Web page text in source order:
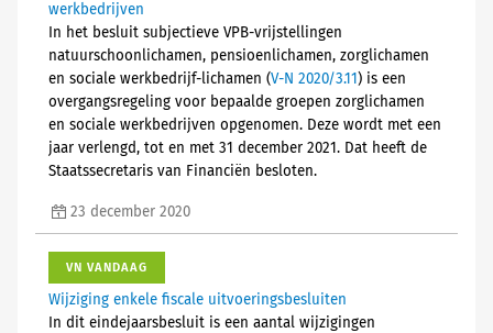
werkbedrijven
In het besluit subjectieve VPB-vrijstellingen
natuurschoonlichamen, pensioenlichamen, zorglichamen
en sociale werkbedrijf-lichamen (V-N 2020/3.11 ) is een
overgangsregeling voor bepaalde groepen zorglichamen
en sociale werkbedrijven opgenomen. Deze wordt met een
jaar verlengd, tot en met 31 december 2021. Dat heeft de
Staatssecretaris van Financiën besloten.
23 december 2020
VN VANDAAG
Wijziging enkele fiscale uitvoeringsbesluiten
In dit eindejaarsbesluit is een aantal wijzigingen